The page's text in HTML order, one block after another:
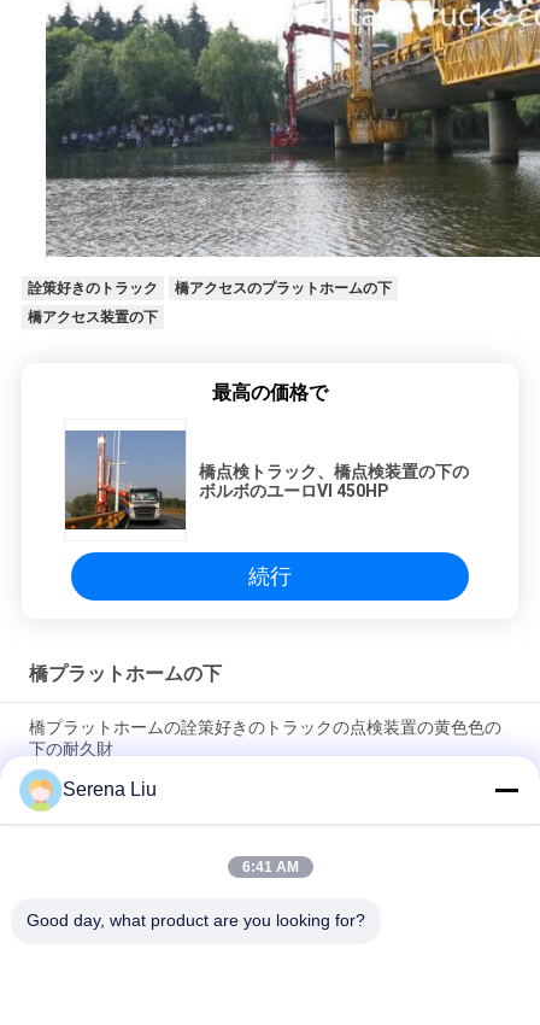
詮策好きのトラック
橋アクセスのプラットホームの下
橋アクセス装置の下
最高の価格で
橋点検トラック、橋点検装置の下の
ボルボのユーロVI 450HP
続行
橋プラットホームの下
橋プラットホームの詮策好きのトラックの点検装置の黄色色の
下の耐久財
よいPerfermanceの橋Insepctionのアクセス装置の働きプラッ
トホームの下の22のM
209HP 15mのアルミニウム トラックによって取付けられる
Serena Liu
6:41 AM
Good day, what product are you looking for?